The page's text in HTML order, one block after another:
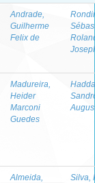
Andrade,
Guilherme
Felix de
Madureira,
Heider
Marconi
Guedes
Almeida,
Silva,